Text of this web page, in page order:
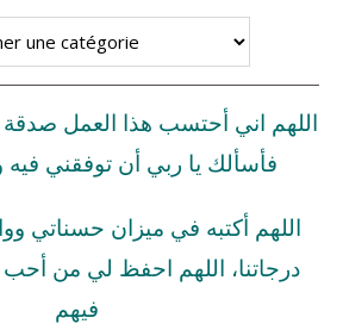
اللهم اني أحتسب هذا العمل صدقة
فأسألك يا ربي أن توفقني
اللهم أكتبه في ميزان حسناتي
درجاتنا، اللهم احفظ لي من أحب
فيهم